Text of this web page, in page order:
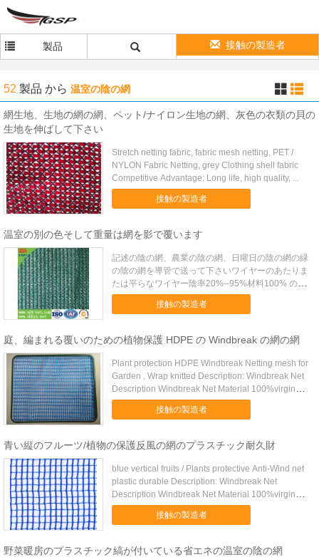
製品 接触の製造者
52 製品 から 温室の陰の網
網生地、生地の網の網、ペット/ナイロン生地の網、灰色の衣類の貝の
生地を伸ばして下さい
Stretch netting fabric, fabric mesh netting, PET /
NYLON Fabric Netting, grey Clothing shell fabric
Competitive Advantage: Long life, high quality, ...
接触の製造者
温室の別の色そして重量は網を影で覆います
記述の陰の網、農業の陰の網、日曜日の陰の網の緑
の陰の網を導管で送って下さいワイヤーのあたりま
たは平らなワイヤー陰率20%--95%材料100% の新
しく物質的な HDPE色オレンジまたはあなたの条件
として黒く白い青緑の幅1m--6m のまたはあなたの
接触の製造者
庭、編まれる覆いのための植物保護 HDPE の Windbreak の網の網
Plant protection HDPE Windbreak Netting mesh for
Garden , Wrap knitted Description: Windbreak Net
Description Windbreak Net Material 100%virgin
HDPE ...
接触の製造者
青い縦のフルーツ/植物の保護反風の網のプラスチック耐久財
blue vertical fruits / Plants protective Anti-Wind net
plastic durable Description: Windbreak Net
Description Windbreak Net Material 100%virgin
HDPE ...
接触の製造者
野菜暖房のプラスチック縞が付いている省エネの温室の陰の網